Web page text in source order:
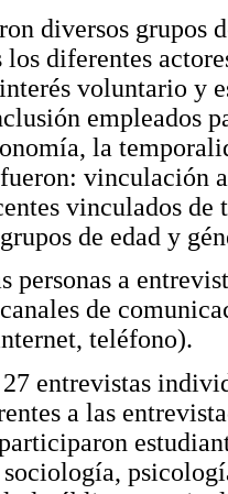
diversos grupos
los diferentes
voluntario y
empleados
la
vinculación
vinculados
de edad y
personas a
de
teléfono).
entrevistas
a las